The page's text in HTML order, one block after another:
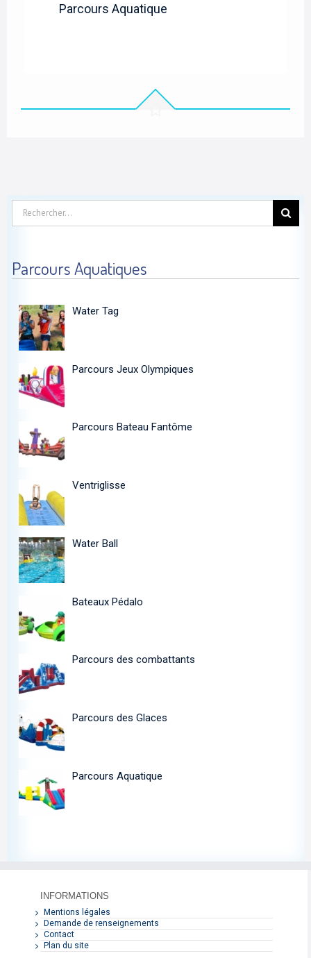
Parcours Aquatique
Rechercher:
Parcours Aquatiques
Water Tag
Parcours Jeux Olympiques
Parcours Bateau Fantôme
Ventriglisse
Water Ball
Bateaux Pédalo
Parcours des combattants
Parcours des Glaces
Parcours Aquatique
INFORMATIONS
Mentions légales
Demande de renseignements
Contact
Plan du site